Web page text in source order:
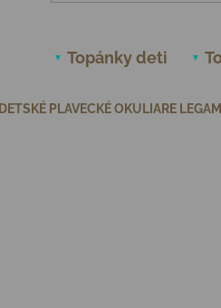
Topánky deti
DETSKÉ PLAVECKÉ OKULIARE